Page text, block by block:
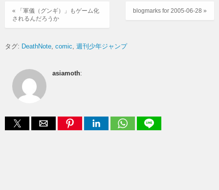
blogmarks for 2005-06-28 »
« 「軍儀（グンギ）」もゲーム化
されるんだろうか
タグ: DeathNote comic 週刊少年ジャンプ
asiamoth: